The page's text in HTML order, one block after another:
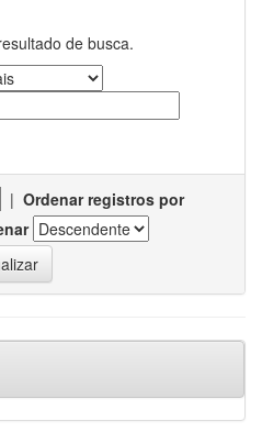
de busca.
| Ordenar registros por